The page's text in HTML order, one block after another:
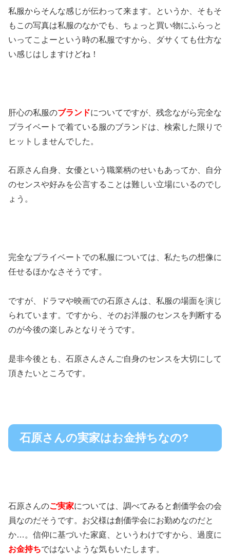
私服からそんな感じが伝わって来ます。というか、そもそ
もこの写真は私服のなかでも、ちょっと買い物にふらっと
いってこよーという時の私服ですから、ダサくても仕方な
い感じはしますけどね！
肝心の私服のブランドについてですが、残念ながら完全な
プライベートで着ている服のブランドは、検索した限りで
ヒットしませんでした。
石原さん自身、女優という職業柄のせいもあってか、自分
のセンスや好みを公言することは難しい立場にいるのでし
ょう。
完全なプライベートでの私服については、私たちの想像に
任せるほかなさそうです。
ですが、ドラマや映画での石原さんは、私服の場面を演じ
られています。ですから、そのお洋服のセンスを判断する
のが今後の楽しみとなりそうです。
是非今後とも、石原さんさんご自身のセンスを大切にして
頂きたいところです。
石原さんの実家はお金持ちなの?
石原さんのご実家については、調べてみると創価学会の会
員なのだそうです。お父様は創価学会にお勤めなのだと
か…。 信仰に基づいた家庭、というわけですから、過度に
お金持ちではないような気もいたします。